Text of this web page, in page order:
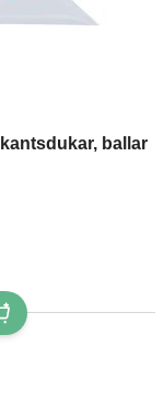
ballar
product page